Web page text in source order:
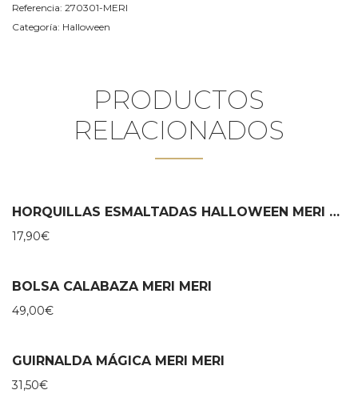
Referencia: 270301-MERI
Categoría: Halloween
PRODUCTOS
RELACIONADOS
HORQUILLAS ESMALTADAS HALLOWEEN MERI MERI
17,90€
BOLSA CALABAZA MERI MERI
49,00€
GUIRNALDA MÁGICA MERI MERI
31,50€